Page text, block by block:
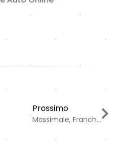
di telaio (VIN): Guida
Massimale, Franchigia
Prossimo
Massimale, Franch...